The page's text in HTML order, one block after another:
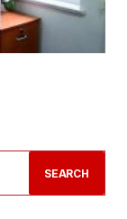
SEARCH